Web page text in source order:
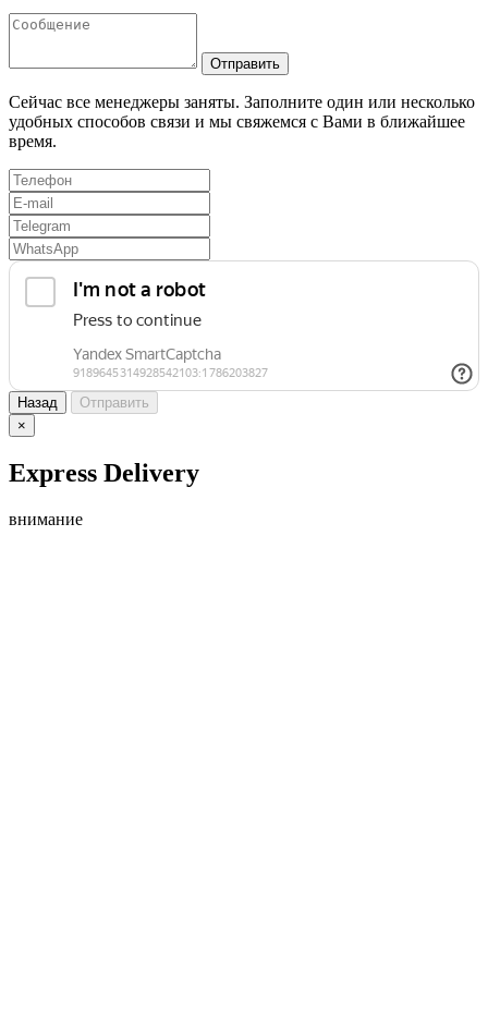
Отправить
Сейчас все менеджеры заняты. Заполните один или несколько
удобных способов связи и мы свяжемся с Вами в ближайшее
время.
Назад
Отправить
×
Express Delivery
внимание